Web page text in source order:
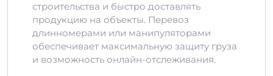
строительства и быстро доставлять
продукцию на объекты. Перевоз
длинномерами или манипуляторами
обеспечивает максимальную защиту груза
и возможность онлайн-отслеживания.